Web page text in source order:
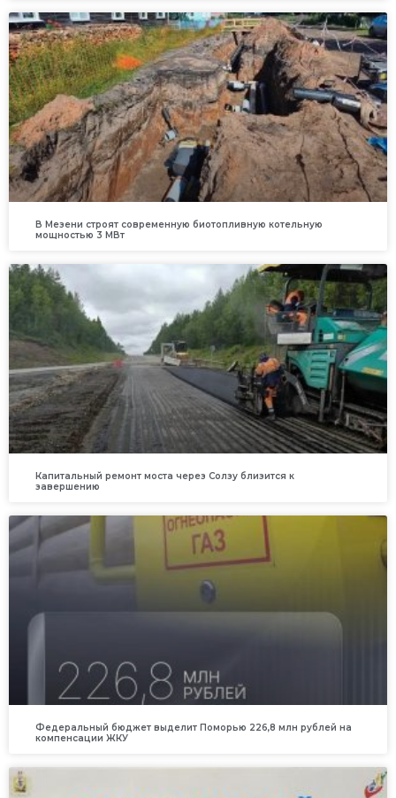
В Мезени строят современную биотопливную котельную
мощностью 3 МВт
Капитальный ремонт моста через Солзу близится к
завершению
Федеральный бюджет выделит Поморью 226,8 млн рублей на
компенсации ЖКУ